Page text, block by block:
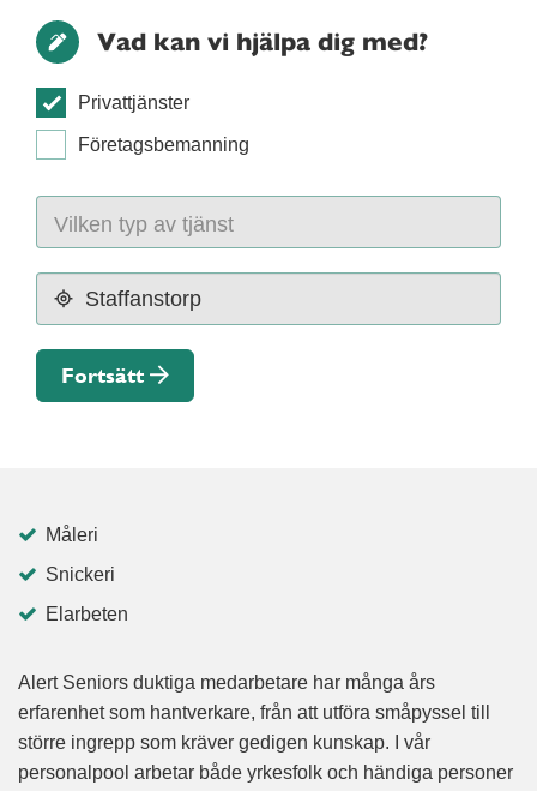
Vad kan vi hjälpa dig med?
Privattjänster
Företagsbemanning
Fortsätt
Måleri
Snickeri
Elarbeten
Alert Seniors duktiga medarbetare har många års
erfarenhet som hantverkare, från att utföra småpyssel till
större ingrepp som kräver gedigen kunskap. I vår
personalpool arbetar både yrkesfolk och händiga personer